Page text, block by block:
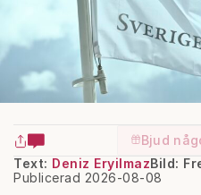
Bjud
Text: Deniz Eryilmaz
Publicerad 2026-08-08
Bild: